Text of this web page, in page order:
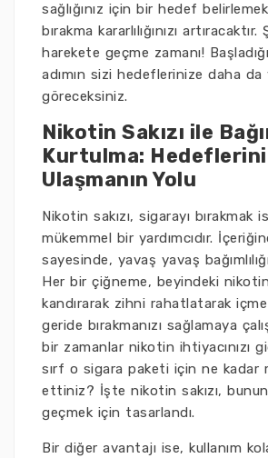
sağlığınız için bir hedef
bırakma kararlılığınızı artıracaktır.
harekete geçme zamanı!
adımın sizi hedeflerinize daha da
göreceksiniz.
Nikotin Sakızı ile
Kurtulma:
Ulaşmanın Yolu
Nikotin sakızı, sigarayı bırakmak
mükemmel bir yardımcıdır.
sayesinde, yavaş yavaş
Her bir çiğneme, beyindeki
kandırarak zihni rahatlatarak
geride bırakmanızı sağlamaya
bir zamanlar nikotin ihtiyacınızı
sırf o sigara paketi için ne kadar
ettiniz? İşte nikotin sakızı,
geçmek için tasarlandı.
Bir diğer avantajı ise, kullanım